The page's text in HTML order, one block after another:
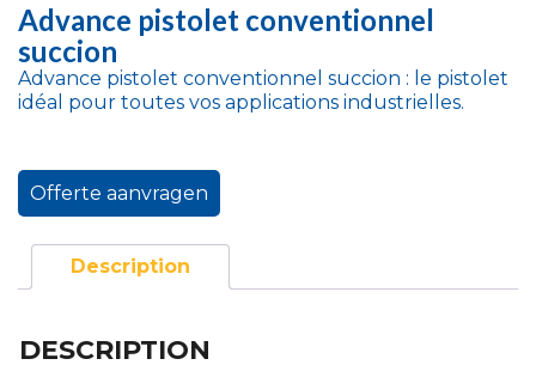
Advance pistolet conventionnel
succion
Advance pistolet conventionnel succion : le pistolet
idéal pour toutes vos applications industrielles.
Offerte aanvragen
Description
DESCRIPTION